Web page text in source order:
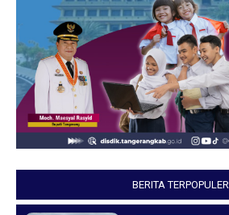
BERITA TERPOPULER